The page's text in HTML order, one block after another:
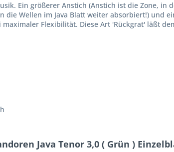
Ein größerer Anstich (Anstich ist die Zone, in
die Wellen im Java Blatt weiter absorbiert!) und
Flexibilität. Diese Art 'Rückgrat' läßt
Java Tenor 3,0 ( Grün )